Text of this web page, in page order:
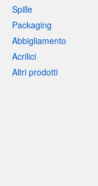
Spille
Packaging
Abbigliamento
Acrilici
Altri prodotti